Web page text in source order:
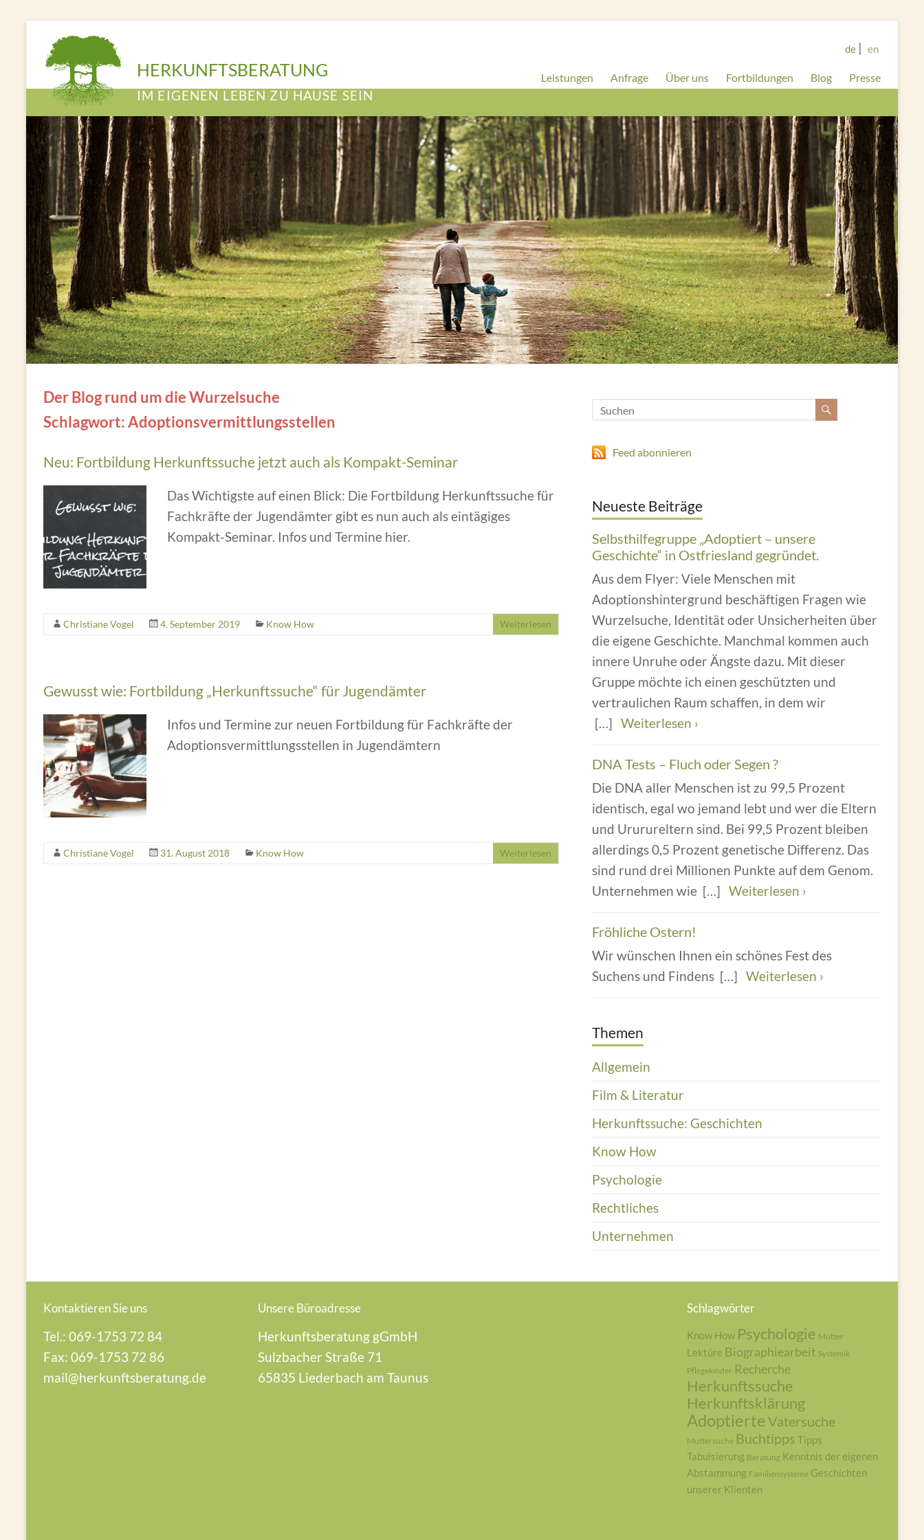
HERKUNFTSBERATUNG
IM EIGENEN LEBEN ZU HAUSE SEIN
de en
Leistungen Anfrage Über uns Fortbildungen Blog Presse
Der Blog rund um die Wurzelsuche
Schlagwort: Adoptionsvermittlungsstellen
Neu: Fortbildung Herkunftssuche jetzt auch als Kompakt-Seminar
Das Wichtigste auf einen Blick: Die Fortbildung Herkunftssuche für
Fachkräfte der Jugendämter gibt es nun auch als eintägiges
Kompakt-Seminar. Infos und Termine hier.
Christiane Vogel 4. September 2019 Know How Weiterlesen
Gewusst wie: Fortbildung „Herkunftssuche“ für Jugendämter
Infos und Termine zur neuen Fortbildung für Fachkräfte der
Adoptionsvermittlungsstellen in Jugendämtern
Christiane Vogel 31. August 2018 Know How Weiterlesen
Feed abonnieren
Neueste Beiträge
Selbsthilfegruppe „Adoptiert – unsere
Geschichte“ in Ostfriesland gegründet.
Aus dem Flyer: Viele Menschen mit
Adoptionshintergrund beschäftigen Fragen wie
Wurzelsuche, Identität oder Unsicherheiten über
die eigene Geschichte. Manchmal kommen auch
innere Unruhe oder Ängste dazu. Mit dieser
Gruppe möchte ich einen geschützten und
vertraulichen Raum schaffen, in dem wir
[…] Weiterlesen ›
DNA Tests – Fluch oder Segen ?
Die DNA aller Menschen ist zu 99,5 Prozent
identisch, egal wo jemand lebt und wer die Eltern
und Ururureltern sind. Bei 99,5 Prozent bleiben
allerdings 0,5 Prozent genetische Differenz. Das
sind rund drei Millionen Punkte auf dem Genom.
Unternehmen wie […] Weiterlesen ›
Fröhliche Ostern!
Wir wünschen Ihnen ein schönes Fest des
Suchens und Findens […] Weiterlesen ›
Themen
Allgemein
Film & Literatur
Herkunftssuche: Geschichten
Know How
Psychologie
Rechtliches
Unternehmen
Kontaktieren Sie uns
Tel.: 069-1753 72 84
Fax: 069-1753 72 86
mail@herkunftsberatung.de
Unsere Büroadresse
Herkunftsberatung gGmbH
Sulzbacher Straße 71
65835 Liederbach am Taunus
Schlagwörter
Know How Psychologie Mutter
Lektüre Biographiearbeit Systemik
Pflegekinder Recherche
Herkunftssuche
Herkunftsklärung
AdoptierteVatersuche
Muttersuche Buchtipps Tipps
Tabuisierung Beratung Kenntnis der eigenen
Abstammung Familiensysteme Geschichten
unserer Klienten